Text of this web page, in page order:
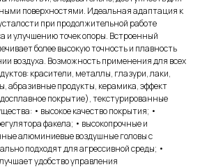
поверхностями. Идеальная адаптация к
при продолжительной работе
и улучшению точек опоры. Встроенный
более высокую точность и плавность
воздуха. Возможность применения для всех
красители, металлы, глазури, лаки,
абразивные продукты, керамика, эффект
покрытие), текстурированные
• высокое качество покрытия; •
факела; • высокопрочные и
алюминиевые воздушные головы с
подходят для агрессивной среды; •
удобство управления